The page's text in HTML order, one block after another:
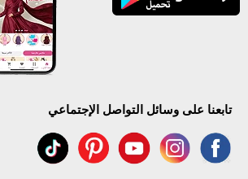
تابعنا على وسائل التواصل الإجتماعي